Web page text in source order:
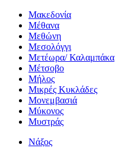
Μακεδονία
Μέθανα
Μεθώνη
Μεσολόγγι
Μετέωρα/ Καλαμπάκα
Μέτσοβο
Μήλος
Μικρές Κυκλάδες
Μονεμβασιά
Μύκονος
Μυστράς
Νάξος